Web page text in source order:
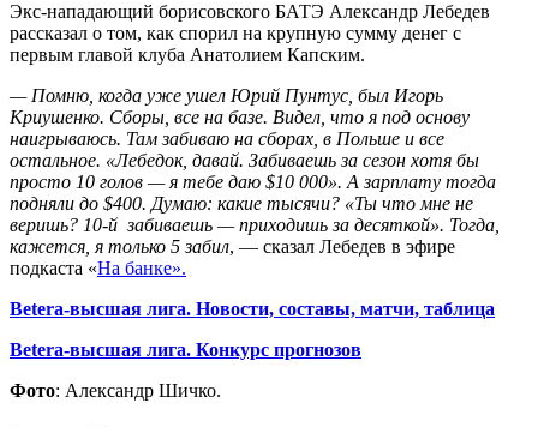
Экс-нападающий борисовского БАТЭ Александр Лебедев
рассказал о том, как спорил на крупную сумму денег с
первым главой клуба Анатолием Капским.
— Помню, когда уже ушел Юрий Пунтус, был Игорь
Криушенко. Сборы, все на базе. Видел, что я под основу
наигрываюсь. Там забиваю на сборах, в Польше и все
остальное. «Лебедок, давай. Забиваешь за сезон хотя бы
просто 10 голов — я тебе даю $10 000». А зарплату тогда
подняли до $400. Думаю: какие тысячи? «Ты что мне не
веришь? 10-й забиваешь — приходишь за десяткой». Тогда,
кажется, я только 5 забил, — сказал Лебедев в эфире
подкаста «На банке».
Betera-высшая лига. Новости, составы, матчи, таблица
Betera-высшая лига. Конкурс прогнозов
Фото: Александр Шичко.